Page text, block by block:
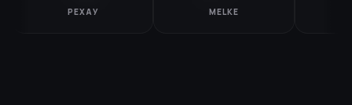
РЕХАУ MELKE